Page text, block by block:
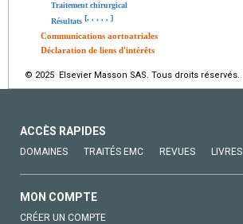
Traitement chirurgical
Résultats [, , , , , ]
Communications aortoatriales
Déclaration de liens d'intérêts
© 2025 Elsevier Masson SAS. Tous droits réservés.
ACCÈS RAPIDES
DOMAINES TRAITÉS EMC REVUES LIVRES
MON COMPTE
CRÉER UN COMPTE